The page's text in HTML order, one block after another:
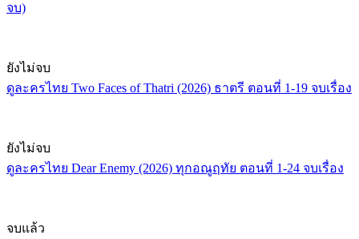
จบ)
ยังไม่จบ
ดูละครไทย Two Faces of Thatri (2026) ธาตรี ตอนที่ 1-19 จบเรื่อง
ยังไม่จบ
ดูละครไทย Dear Enemy (2026) ทุกอณูฤทัย ตอนที่ 1-24 จบเรื่อง
จบแล้ว